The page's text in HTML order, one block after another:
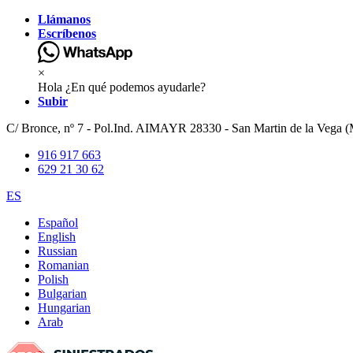
Llámanos
Escríbenos
×
Hola ¿En qué podemos ayudarle?
Subir
C/ Bronce, nº 7 - Pol.Ind. AIMAYR 28330 - San Martin de la Vega
916 917 663
629 21 30 62
ES
Español
English
Russian
Romanian
Polish
Bulgarian
Hungarian
Arab